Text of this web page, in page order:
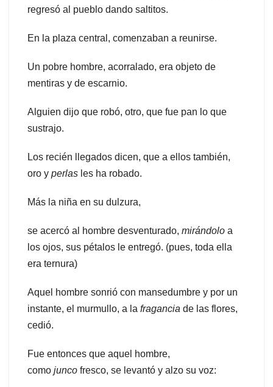
regresó al pueblo dando saltitos.
En la plaza central, comenzaban a reunirse.
Un pobre hombre, acorralado, era objeto de
mentiras y de escarnio.
Alguien dijo que robó, otro, que fue pan lo que
sustrajo.
Los recién llegados dicen, que a ellos también,
oro y perlas les ha robado.
Más la niña en su dulzura,
se acercó al hombre desventurado, mirándolo a
los ojos, sus pétalos le entregó. (pues, toda ella
era ternura)
Aquel hombre sonrió con mansedumbre y por un
instante, el murmullo, a la fragancia de las flores,
cedió.
Fue entonces que aquel hombre,
como junco fresco, se levantó y alzo su voz: